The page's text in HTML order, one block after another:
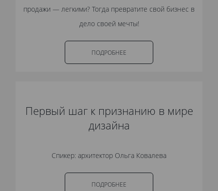
продажи — легкими? Тогда превратите свой бизнес в
дело своей мечты!
ПОДРОБНЕЕ
Первый шаг к признанию в мире
дизайна
Спикер: архитектор Ольга Ковалева
ПОДРОБНЕЕ